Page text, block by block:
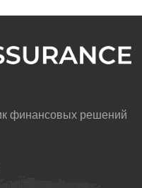
финансовых решений